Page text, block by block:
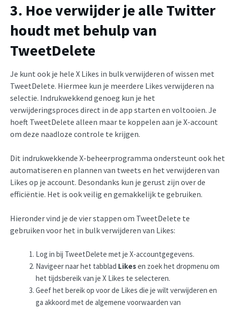
3. Hoe verwijder je alle Twitter
houdt met behulp van
TweetDelete
Je kunt ook je hele X Likes in bulk verwijderen of wissen met
TweetDelete. Hiermee kun je meerdere Likes verwijderen na
selectie. Indrukwekkend genoeg kun je het
verwijderingsproces direct in de app starten en voltooien. Je
hoeft TweetDelete alleen maar te koppelen aan je X-account
om deze naadloze controle te krijgen.
Dit indrukwekkende X-beheerprogramma ondersteunt ook het
automatiseren en plannen van tweets en het verwijderen van
Likes op je account. Desondanks kun je gerust zijn over de
efficiëntie. Het is ook veilig en gemakkelijk te gebruiken.
Hieronder vind je de vier stappen om TweetDelete te
gebruiken voor het in bulk verwijderen van Likes:
Log in bij TweetDelete met je X-accountgegevens.
Navigeer naar het tabblad Likesen zoek het dropmenu om
het tijdsbereik van je X Likes te selecteren.
Geef het bereik op voor de Likes die je wilt verwijderen en
ga akkoord met de algemene voorwaarden van